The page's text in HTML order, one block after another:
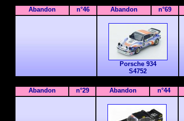
Abandon n°46 Abandon n°69
Porsche 934
S4752
Abandon n°29 Abandon n°44